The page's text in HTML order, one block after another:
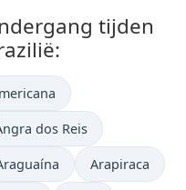
tijden
dos Reis
Arapiraca